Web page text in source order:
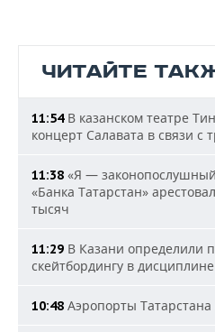
ЧИТАЙТЕ
11:54В казанском театре
концерт Салавата в связи с
11:38 «Я —
«Банка Татарстан»
тысяч
11:29 В Казани определили
скейтбордингу в
10:48 Аэропорты